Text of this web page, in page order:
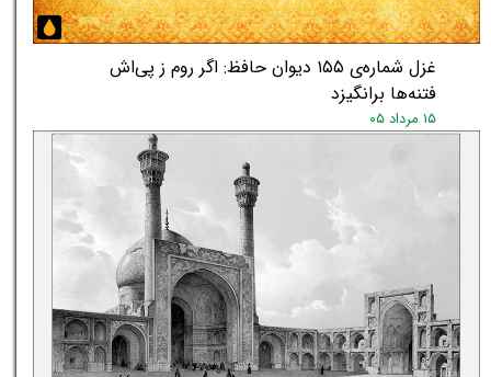
غزل شماره‌ی ۱۵۵ دیوان حافظ: اگر روم ز پی‌اش
فتنه‌ها برانگیزد
۱۵ مرداد ۰۵